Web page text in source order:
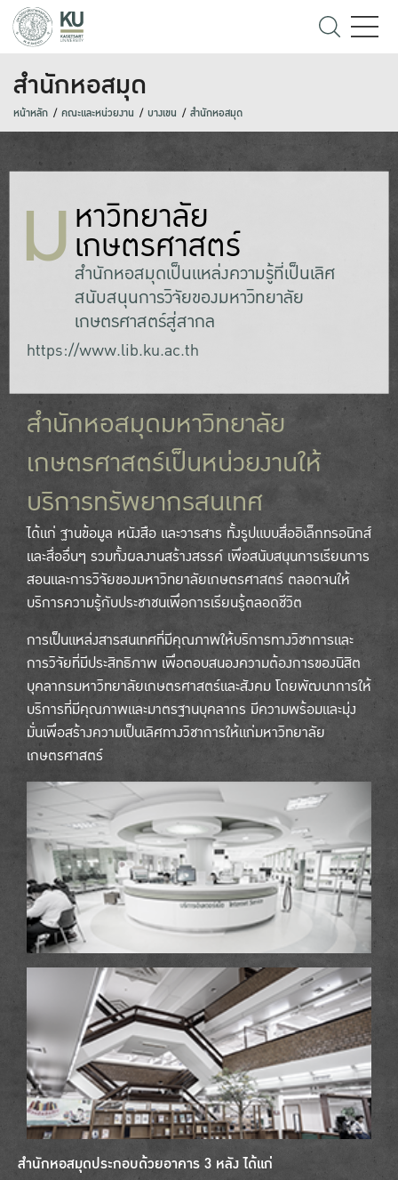
สำนักหอสมุด
หน้าหลัก คณะและหน่วยงาน บางเขน สำนักหอสมุด
มหาวิทยาลัย
เกษตรศาสตร์
สำนักหอสมุดเป็นแหล่งความรู้ที่เป็นเลิศ
สนับสนุนการวิจัยของมหาวิทยาลัย
เกษตรศาสตร์สู่สากล
https://www.lib.ku.ac.th
สำนักหอสมุดมหาวิทยาลัย
เกษตรศาสตร์เป็นหน่วยงานให้
บริการทรัพยากรสนเทศ
ได้แก่ ฐานข้อมูล หนังสือ และวารสาร ทั้งรูปแบบสื่ออิเล็กทรอนิกส์
และสื่ออื่นๆ รวมทั้งผลงานสร้างสรรค์ เพื่อสนับสนุนการเรียนการ
สอนและการวิจัยของมหาวิทยาลัยเกษตรศาสตร์ ตลอดจนให้
บริการความรู้กับประชาชนเพื่อการเรียนรู้ตลอดชีวิต
การเป็นแหล่งสารสนเทศที่มีคุณภาพให้บริการทางวิชาการและ
การวิจัยที่มีประสิทธิภาพ เพื่อตอบสนองความต้องการของนิสิต
บุคลากรมหาวิทยาลัยเกษตรศาสตร์และสังคม โดยพัฒนาการให้
บริการที่มีคุณภาพและมาตรฐานบุคลากร มีความพร้อมและมุ่ง
มั่นเพื่อสร้างความเป็นเลิศทางวิชาการให้แก่มหาวิทยาลัย
เกษตรศาสตร์
สำนักหอสมุดประกอบด้วยอาคาร 3 หลัง ได้แก่